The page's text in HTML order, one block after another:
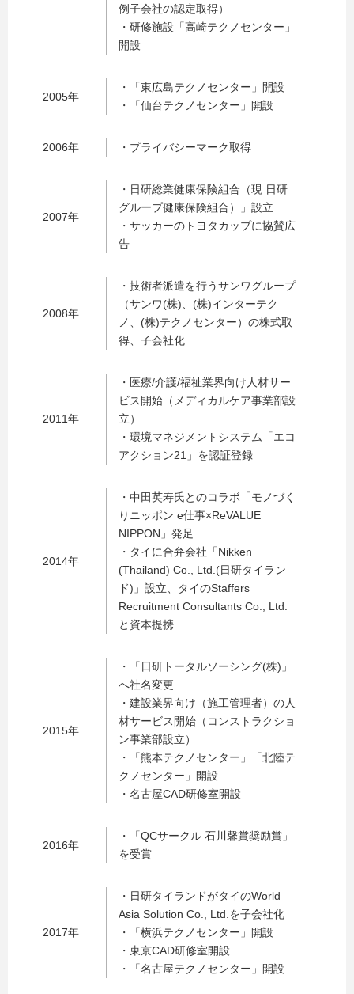
例子会社の認定取得）
・研修施設「高崎テクノセンター」
開設
2005年
・「東広島テクノセンター」開設
・「仙台テクノセンター」開設
2006年 ・プライバシーマーク取得
2007年
・日研総業健康保険組合（現 日研
グループ健康保険組合）」設立
・サッカーのトヨタカップに協賛広
告
2008年
・技術者派遣を行うサンワグループ
（サンワ(株)、(株)インターテク
ノ、(株)テクノセンター）の株式取
得、子会社化
2011年
・医療/介護/福祉業界向け人材サー
ビス開始（メディカルケア事業部設
立）
・環境マネジメントシステム「エコ
アクション21」を認証登録
2014年
・中田英寿氏とのコラボ「モノづく
りニッポン e仕事×ReVALUE
NIPPON」発足
・タイに合弁会社「Nikken
(Thailand) Co., Ltd.(日研タイラン
ド)」設立、タイのStaffers
Recruitment Consultants Co., Ltd.
と資本提携
2015年
・「日研トータルソーシング(株)」
へ社名変更
・建設業界向け（施工管理者）の人
材サービス開始（コンストラクショ
ン事業部設立）
・「熊本テクノセンター」「北陸テ
クノセンター」開設
・名古屋CAD研修室開設
2016年
・「QCサークル 石川馨賞奨励賞」
を受賞
2017年
・日研タイランドがタイのWorld
Asia Solution Co., Ltd.を子会社化
・「横浜テクノセンター」開設
・東京CAD研修室開設
・「名古屋テクノセンター」開設